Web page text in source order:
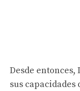
Desde
sus